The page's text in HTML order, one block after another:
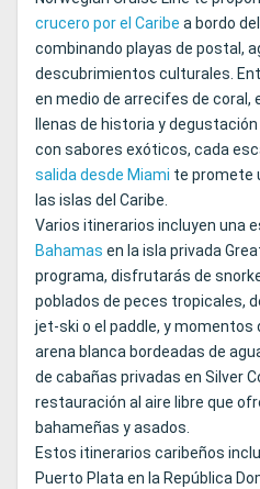
crucero por el Caribe a bordo
combinando playas de postal,
descubrimientos culturales.
en medio de arrecifes de coral,
llenas de historia y
con sabores exóticos, cada
salida desde Miami te promete
las islas del Caribe.
Varios itinerarios incluyen una
Bahamas en la isla privada
programa, disfrutarás de
poblados de peces tropicales,
jet-ski o el paddle, y momentos
arena blanca bordeadas de
de cabañas privadas en Silver
restauración al aire libre que
bahameñas y asados.
Estos itinerarios caribeños
Puerto Plata en la República